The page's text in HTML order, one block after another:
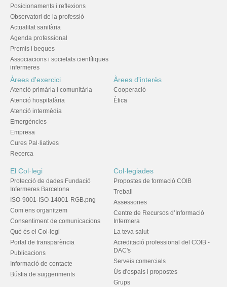
Posicionaments i reflexions
Observatori de la professió
Actualitat sanitària
Agenda professional
Premis i beques
Associacions i societats científiques
infermeres
Àrees d'exercici
Atenció primària i comunitària
Atenció hospitalària
Atenció intermèdia
Emergències
Empresa
Cures Pal·liatives
Recerca
Àrees d'interès
Cooperació
Ètica
El Col·legi
Protecció de dades Fundació
Infermeres Barcelona
ISO-9001-ISO-14001-RGB.png
Com ens organitzem
Consentiment de comunicacions
Què és el Col·legi
Portal de transparència
Publicacions
Informació de contacte
Bústia de suggeriments
Col·legiades
Propostes de formació COIB
Treball
Assessories
Centre de Recursos d’Informació
Infermera
La teva salut
Acreditació professional del COIB -
DAC's
Serveis comercials
Ús d'espais i propostes
Grups